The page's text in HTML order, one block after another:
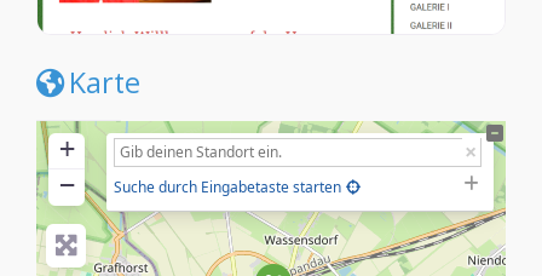
Karte
+
−
Suche durch Eingabetaste starten